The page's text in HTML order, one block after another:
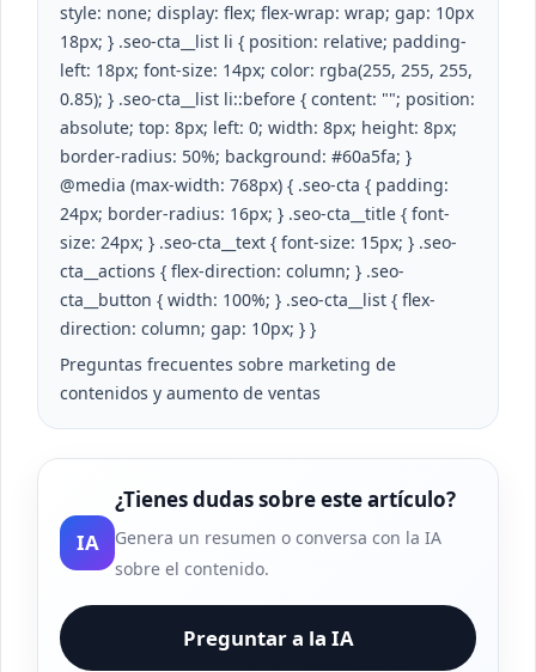
style: none; display: flex; flex-wrap: wrap; gap: 10px
18px; } .seo-cta__list li { position: relative; padding-
left: 18px; font-size: 14px; color: rgba(255, 255, 255,
0.85); } .seo-cta__list li::before { content: ""; position:
absolute; top: 8px; left: 0; width: 8px; height: 8px;
border-radius: 50%; background: #60a5fa; }
@media (max-width: 768px) { .seo-cta { padding:
24px; border-radius: 16px; } .seo-cta__title { font-
size: 24px; } .seo-cta__text { font-size: 15px; } .seo-
cta__actions { flex-direction: column; } .seo-
cta__button { width: 100%; } .seo-cta__list { flex-
direction: column; gap: 10px; } }
Preguntas frecuentes sobre marketing de
contenidos y aumento de ventas
IA
¿Tienes dudas sobre este artículo?
Genera un resumen o conversa con la IA
sobre el contenido.
Preguntar a la IA